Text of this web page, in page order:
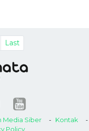
Last
Media Siber
Kontak
Policy